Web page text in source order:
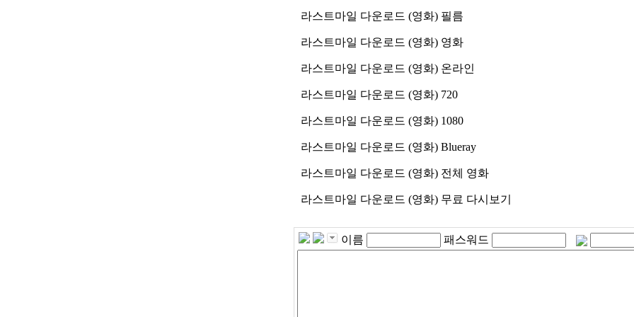
라스트마일 다운로드 (영화) 필름
라스트마일 다운로드 (영화) 영화
라스트마일 다운로드 (영화) 온라인
라스트마일 다운로드 (영화) 720
라스트마일 다운로드 (영화) 1080
라스트마일 다운로드 (영화) Blueray
라스트마일 다운로드 (영화) 전체 영화
라스트마일 다운로드 (영화) 무료 다시보기
이름 패스워드